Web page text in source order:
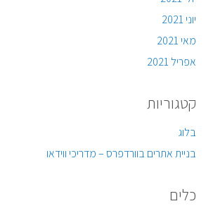
יוני 2021
מאי 2021
אפריל 2021
קטגוריות
בלוג
בניית אתרים בוורדפרס – מדריכי ווידאו
כלים